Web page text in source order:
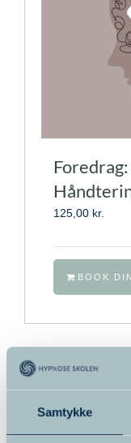
Samtykke
125,00 kr.
BOOK